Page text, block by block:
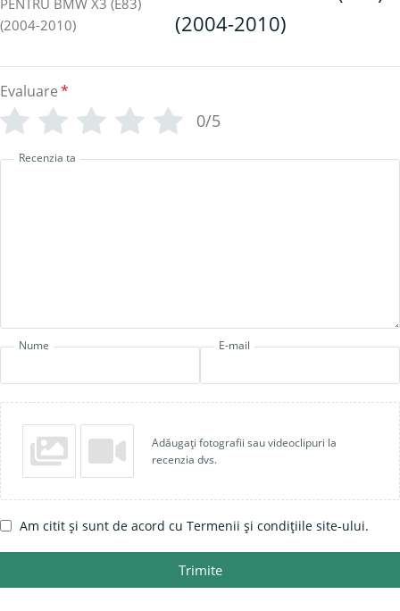
(2004-2010)
Evaluare*
0/5
Recenzia ta
Nume E-mail
Adăugați fotografii sau videoclipuri la
recenzia dvs.
Am citit și sunt de acord cu Termenii și condițiile site-ului.
Trimite